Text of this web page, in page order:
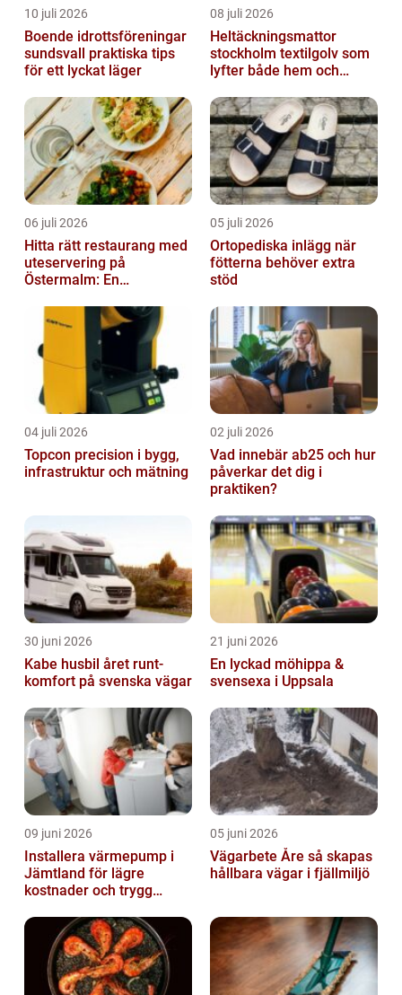
10 juli 2026
Boende idrottsföreningar
sundsvall praktiska tips
för ett lyckat läger
08 juli 2026
Heltäckningsmattor
stockholm textilgolv som
lyfter både hem och
06 juli 2026
Hitta rätt restaurang med
uteservering på
Östermalm: En
i solen
05 juli 2026
Ortopediska inlägg när
fötterna behöver extra
stöd
04 juli 2026
Topcon precision i bygg,
infrastruktur och mätning
02 juli 2026
Vad innebär ab25 och hur
påverkar det dig i
praktiken?
30 juni 2026
Kabe husbil året runt-
komfort på svenska vägar
21 juni 2026
En lyckad möhippa &
svensexa i Uppsala
09 juni 2026
Installera värmepump i
Jämtland för lägre
kostnader och trygg
05 juni 2026
Vägarbete Åre så skapas
hållbara vägar i fjällmiljö